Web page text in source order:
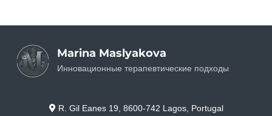
Marina Maslyakova
Инновационные терапевтические подходы
R. Gil Eanes 19, 8600-742 Lagos, Portugal